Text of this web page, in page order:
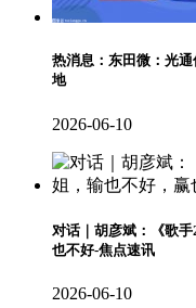
热消息：东田微：光
地
2026-06-10
对话｜胡彦斌：《歌
也不好-焦点速讯
2026-06-10